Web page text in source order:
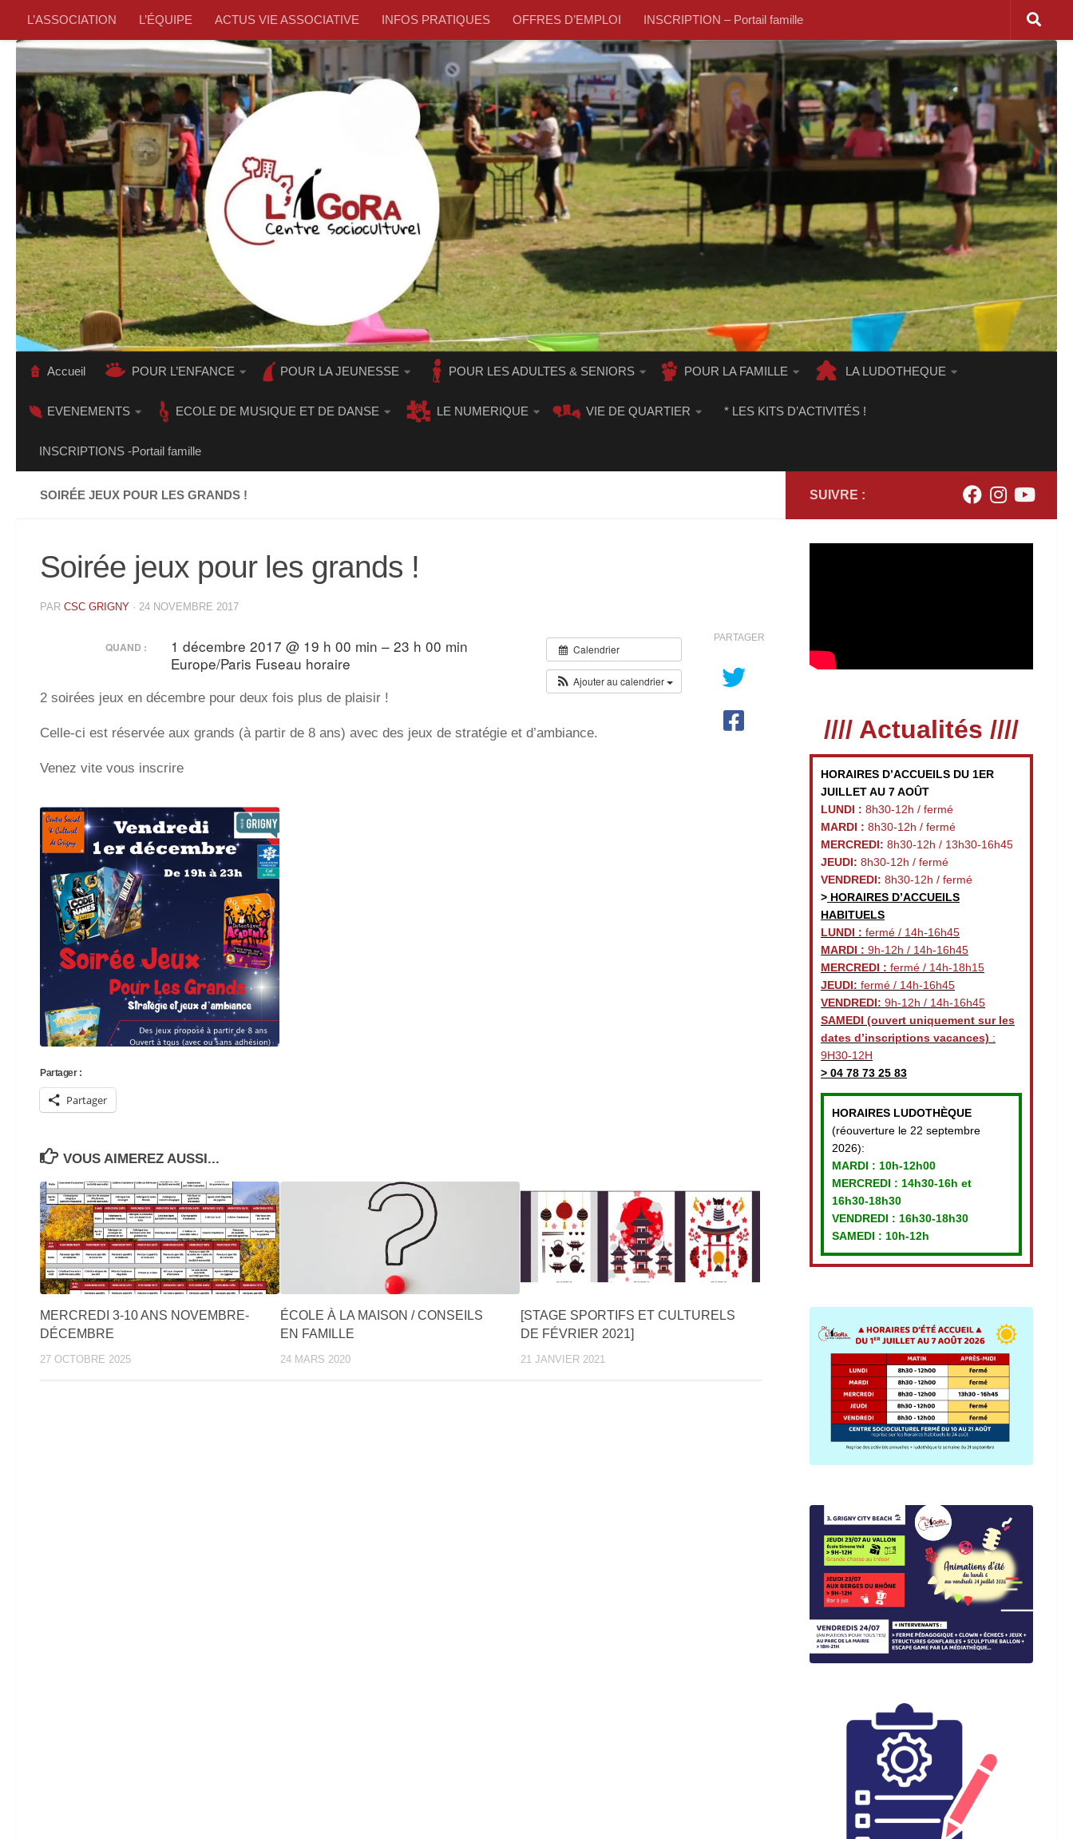
Skip to content
L’ASSOCIATION L’ÉQUIPE ACTUS VIE ASSOCIATIVE INFOS PRATIQUES OFFRES D’EMPLOI INSCRIPTION – Portail famille
Accueil POUR L’ENFANCE POUR LA JEUNESSE POUR LES ADULTES & SENIORS POUR LA FAMILLE LA LUDOTHEQUE
EVENEMENTS ECOLE DE MUSIQUE ET DE DANSE LE NUMERIQUE VIE DE QUARTIER * LES KITS D’ACTIVITÉS !
INSCRIPTIONS -Portail famille
SOIRÉE JEUX POUR LES GRANDS !
Soirée jeux pour les grands !
PAR CSC GRIGNY · 24 NOVEMBRE 2017
Calendrier
Ajouter au calendrier
QUAND :
1 décembre 2017 @ 19 h 00 min – 23 h 00 min
Europe/Paris Fuseau horaire
2 soirées jeux en décembre pour deux fois plus de plaisir !
Celle-ci est réservée aux grands (à partir de 8 ans) avec des jeux de stratégie et d’ambiance.
Venez vite vous inscrire
Partager :
Partager
PARTAGER
VOUS AIMEREZ AUSSI...
MERCREDI 3-10 ANS NOVEMBRE-
DÉCEMBRE
27 OCTOBRE 2025
ÉCOLE À LA MAISON / CONSEILS
EN FAMILLE
24 MARS 2020
[STAGE SPORTIFS ET CULTURELS
DE FÉVRIER 2021]
21 JANVIER 2021
SUIVRE :
//// Actualités ////
HORAIRES D’ACCUEILS DU 1ER
JUILLET AU 7 AOÛT
LUNDI : 8h30-12h / fermé
MARDI : 8h30-12h / fermé
MERCREDI: 8h30-12h / 13h30-16h45
JEUDI: 8h30-12h / fermé
VENDREDI: 8h30-12h / fermé
> HORAIRES D’ACCUEILS
HABITUELS
LUNDI : fermé / 14h-16h45
MARDI : 9h-12h / 14h-16h45
MERCREDI : fermé / 14h-18h15
JEUDI: fermé / 14h-16h45
VENDREDI: 9h-12h / 14h-16h45
SAMEDI (ouvert uniquement sur les
dates d’inscriptions vacances) :
9H30-12H
> 04 78 73 25 83
HORAIRES LUDOTHÈQUE
(réouverture le 22 septembre
2026):
MARDI : 10h-12h00
MERCREDI : 14h30-16h et
16h30-18h30
VENDREDI : 16h30-18h30
SAMEDI : 10h-12h